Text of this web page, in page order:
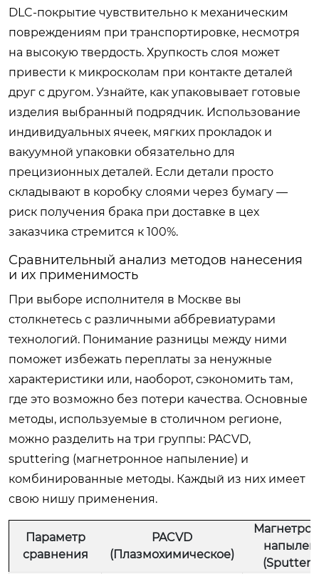
DLC-покрытие чувствительно к механическим
повреждениям при транспортировке, несмотря
на высокую твердость. Хрупкость слоя может
привести к микросколам при контакте деталей
друг с другом. Узнайте, как упаковывает готовые
изделия выбранный подрядчик. Использование
индивидуальных ячеек, мягких прокладок и
вакуумной упаковки обязательно для
прецизионных деталей. Если детали просто
складывают в коробку слоями через бумагу —
риск получения брака при доставке в цех
заказчика стремится к 100%.
Сравнительный анализ методов нанесения
и их применимость
При выборе исполнителя в Москве вы
столкнетесь с различными аббревиатурами
технологий. Понимание разницы между ними
поможет избежать переплаты за ненужные
характеристики или, наоборот, сэкономить там,
где это возможно без потери качества. Основные
методы, используемые в столичном регионе,
можно разделить на три группы: PACVD,
sputtering (магнетронное напыление) и
комбинированные методы. Каждый из них имеет
свою нишу применения.
Параметр
сравнения
PACVD
(Плазмохимическое)